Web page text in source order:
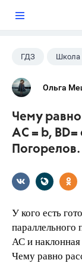
ГДЗ Школа
Геометрия
Ольга
Чему равно
АС = b, BD=
У кого есть
параллельного
АС и
Чему равно